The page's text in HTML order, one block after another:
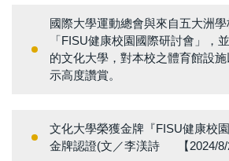
國際大學運動總會與來自五大洲
「FISU健康校園國際研討會」，
的文化大學，對本校之體育館設
示高度讚賞。
文化大學榮獲金牌『FISU健康校
金牌認證(文／李渼詩 【2024/8/